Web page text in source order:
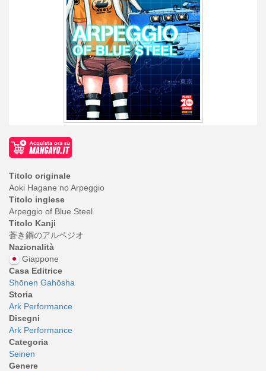
Titolo originale
Aoki Hagane no Arpeggio
Titolo inglese
Arpeggio of Blue Steel
Titolo Kanji
蒼き鋼のアルペジオ
Nazionalità
Giappone
Casa Editrice
Shōnen Gahōsha
Storia
Ark Performance
Disegni
Ark Performance
Categoria
Seinen
Genere